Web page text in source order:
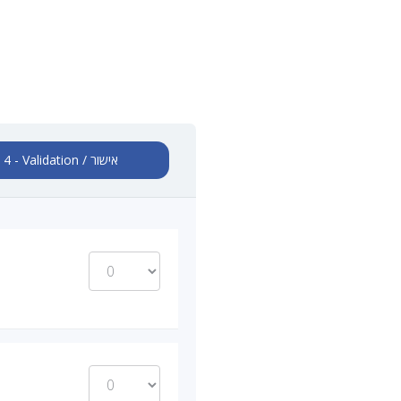
4 - Validation / אישור